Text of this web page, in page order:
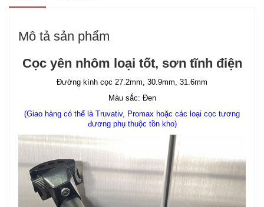
Mô tả sản phẩm
Cọc yên nhôm loại tốt, sơn tĩnh điện
Đường kính cọc 27.2mm, 30.9mm, 31.6mm
Màu sắc: Đen
(Giao hàng có thể là Truvativ, Promax hoặc các loại cọc tương
đương phụ thuộc tồn kho)